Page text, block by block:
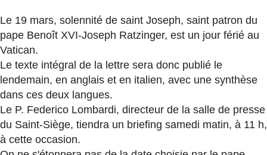
Le 19 mars, solennité de saint Joseph, saint patron du
pape Benoît XVI-Joseph Ratzinger, est un jour férié au
Vatican.
Le texte intégral de la lettre sera donc publié le
lendemain, en anglais et en italien, avec une synthèse
dans ces deux langues.
Le P. Federico Lombardi, directeur de la salle de presse
du Saint-Siège, tiendra un briefing samedi matin, à 11 h,
à cette occasion.